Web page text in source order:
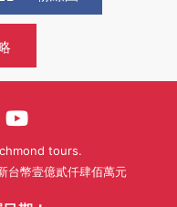
tours.
台幣壹億貳仟肆佰萬元